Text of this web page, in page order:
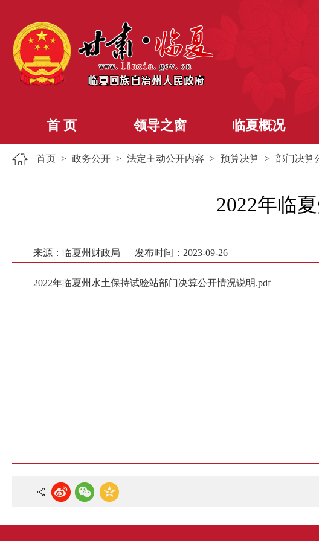
首 页 领导之窗 临夏概况
首页 > 政务公开 > 法定主动公开内容 > 预算决算 > 部门决算
2022年临
来源：临夏州财政局 发布时间：2023-09-26
2022年临夏州水土保持试验站部门决算公开情况说明.pdf